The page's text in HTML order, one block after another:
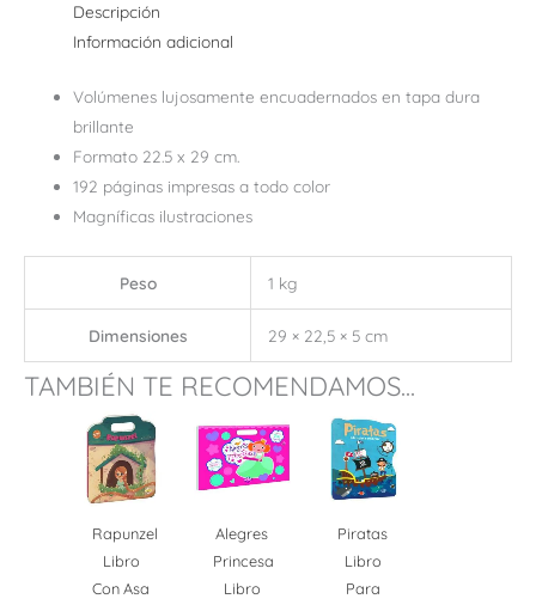
Descripción
Información adicional
Volúmenes lujosamente encuadernados en tapa dura
brillante
Formato 22.5 x 29 cm.
192 páginas impresas a todo color
Magníficas ilustraciones
Peso 1 kg
Dimensiones 29 × 22,5 × 5 cm
TAMBIÉN TE RECOMENDAMOS...
Rapunzel
Libro
Con Asa
Alegres
Princesa
Libro
Piratas
Libro
Para